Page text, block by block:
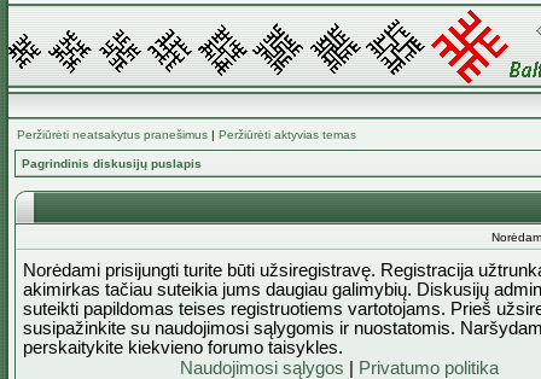
Peržiūrėti neatsakytus pranešimus | Peržiūrėti aktyvias temas
Pagrindinis diskusijų puslapis
Norėdami prisijungti turite būti užsiregistravę. Registracija
akimirkas tačiau suteikia jums daugiau galimybių. Diskusijų
suteikti papildomas teises registruotiems vartotojams. Prieš
susipažinkite su naudojimosi sąlygomis ir nuostatomis.
perskaitykite kiekvieno forumo taisykles.
Naudojimosi sąlygos
Privatumo politika